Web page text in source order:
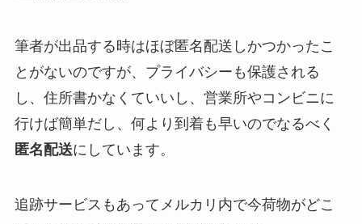
筆者が出品する時はほぼ匿名配送しかつかったこ
とがないのですが、プライバシーも保護される
し、住所書かなくていいし、営業所やコンビニに
行けば簡単だし、何より到着も早いのでなるべく
匿名配送にしています。
追跡サービスもあってメルカリ内で今荷物がどこ